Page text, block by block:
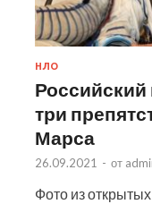
НЛО
Российский
три
Марса
26.09.2021 - от
Фото из